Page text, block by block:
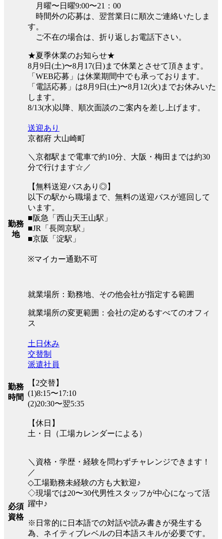
月曜〜日曜9:00〜21：00
時間外の応募は、翌営業日に順次ご連絡いたしま
す。
ご不在の場合は、折り返しお電話下さい。
★夏季休業のお知らせ★
8月9日(土)〜8月17(日)まで休業とさせて頂きます。
「WEB応募」は休業期間中でも承っております。
「電話応募」は8月9日(土)〜8月12(火)までお休みいた
します。
8/13(水)以降、順次面談のご案内を差し上げます。
勤務
地
送迎あり
京都府 大山崎町
＼京都駅まで電車で約10分、大阪・梅田までは約30
分で行けます☆／
【無料送迎バスあり◎】
以下の駅から職場まで、無料の送迎バスが巡回して
います。
■阪急「西山天王山駅」
■JR「長岡京駅」
■京阪「淀駅」
※マイカー通勤不可
就業場所：勤務地、その他会社が指定する範囲
就業場所の変更範囲：会社の定めるすべてのオフィ
ス
勤務
時間
土日休み
交替制
派遣社員
【2交替】
(1)8:15〜17:10
(2)20:30〜翌5:35
【休日】
土・日（工場カレンダーによる）
必須
資格
＼資格・学歴・経験を問わずチャレンジできます！
／
◇工場勤務未経験の方も大歓迎♪
◇現場では20〜30代男性スタッフが中心になって活
躍中♪
※日常的に日本語での対話や読み書きが発生する
為、ネイティブレベルの日本語スキルが必要です。